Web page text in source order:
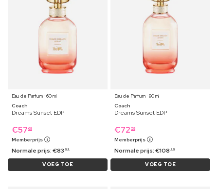
Eau de Parfum ⋅ 60 ml
Coach
Dreams Sunset EDP
€57 69
Memberprijs
Normale prijs:€83 99
VOEG TOE
Eau de Parfum ⋅ 90 ml
Coach
Dreams Sunset EDP
€72 59
Memberprijs
Normale prijs:€108 99
VOEG TOE